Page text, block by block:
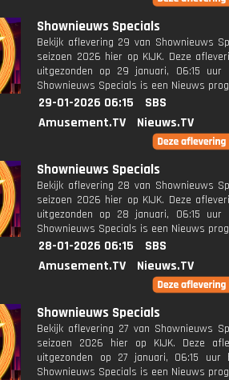
Shownieuws Specials
Bekijk aflevering 29 van Shownieuws
seizoen 2026 hier op KIJK. Deze
uitgezonden op 29 januari, 06:15 uur
Shownieuws Specials is een Nieuws
29-01-2026 06:15
SBS
Amusement.TV
Nieuws.TV
Shownieuws Specials
Bekijk aflevering 28 van Shownieuws
seizoen 2026 hier op KIJK. Deze
uitgezonden op 28 januari, 06:15 uur
Shownieuws Specials is een Nieuws
28-01-2026 06:15
SBS
Amusement.TV
Nieuws.TV
Shownieuws Specials
Bekijk aflevering 27 van Shownieuws
seizoen 2026 hier op KIJK. Deze
uitgezonden op 27 januari, 06:15 uur
Shownieuws Specials is een Nieuws